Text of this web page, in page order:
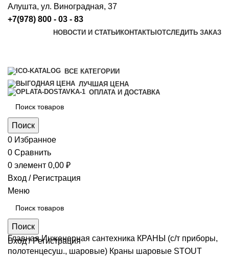
Алушта, ул. Виноградная, 37
+7(978) 800 - 03 - 83
НОВОСТИ И СТАТЬИ КОНТАКТЫ ОТСЛЕДИТЬ ЗАКАЗ
ВСЕ КАТЕГОРИИ
ЛУЧШАЯ ЦЕНА
ОПЛАТА И ДОСТАВКА
Поиск
0 Избранное
0 Сравнить
0 элемент 0,00 ₽
Вход / Регистрация
Меню
Поиск
Вход / Регистрация
ГлавнаяИнженерная сантехника КРАНЫ (с/т приборы,
полотенцесуш., шаровые) Краны шаровые STOUT